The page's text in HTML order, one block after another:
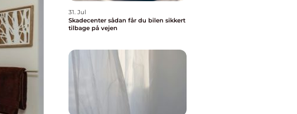
31. Jul
Skadecenter sådan får du bilen sikkert
tilbage på vejen